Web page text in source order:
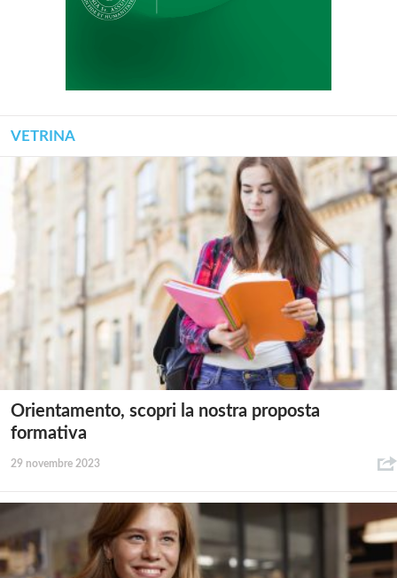
VETRINA
Orientamento, scopri la nostra proposta
formativa
29 novembre 2023